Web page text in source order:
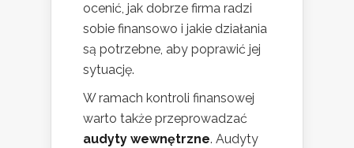
ocenić, jak dobrze firma radzi
sobie finansowo i jakie działania
są potrzebne, aby poprawić jej
sytuację.
W ramach kontroli finansowej
warto także przeprowadzać
audyty wewnętrzne. Audyty